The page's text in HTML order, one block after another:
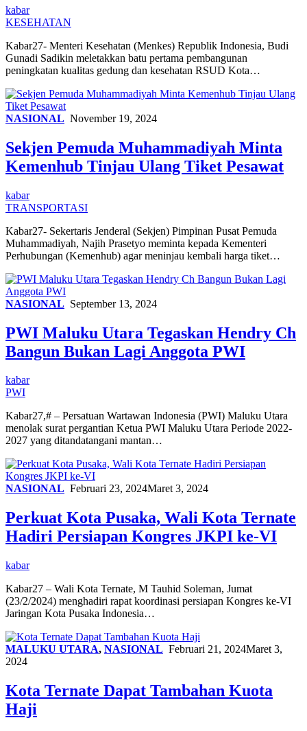
kabar
KESEHATAN
Kabar27- Menteri Kesehatan (Menkes) Republik Indonesia, Budi
Gunadi Sadikin meletakkan batu pertama pembangunan
peningkatan kualitas gedung dan kesehatan RSUD Kota…
NASIONAL November 19, 2024
Sekjen Pemuda Muhammadiyah Minta
Kemenhub Tinjau Ulang Tiket Pesawat
kabar
TRANSPORTASI
Kabar27- Sekertaris Jenderal (Sekjen) Pimpinan Pusat Pemuda
Muhammadiyah, Najih Prasetyo meminta kepada Kementeri
Perhubungan (Kemenhub) agar meninjau kembali harga tiket…
NASIONAL September 13, 2024
PWI Maluku Utara Tegaskan Hendry Ch
Bangun Bukan Lagi Anggota PWI
kabar
PWI
Kabar27,# – Persatuan Wartawan Indonesia (PWI) Maluku Utara
menolak surat pergantian Ketua PWI Maluku Utara Periode 2022-
2027 yang ditandatangani mantan…
NASIONAL Februari 23, 2024Maret 3, 2024
Perkuat Kota Pusaka, Wali Kota Ternate
Hadiri Persiapan Kongres JKPI ke-VI
kabar
Kabar27 – Wali Kota Ternate, M Tauhid Soleman, Jumat
(23/2/2024) menghadiri rapat koordinasi persiapan Kongres ke-VI
Jaringan Kota Pusaka Indonesia…
MALUKU UTARA, NASIONAL Februari 21, 2024Maret 3,
2024
Kota Ternate Dapat Tambahan Kuota
Haji